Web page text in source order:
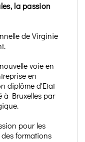
la passion
de Virginie
voie en
en
diplôme d'Etat
à Bruxelles par
pour les
formations